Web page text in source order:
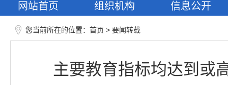
网站首页 组织机构 信息公开
您当前所在的位置： 首页 > 要闻转载
主要教育指标均达到或